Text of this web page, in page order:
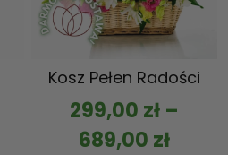
Kosz Pełen Radości
299,00 zł –
689,00 zł